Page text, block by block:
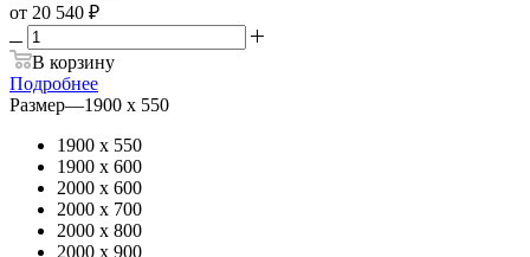
от 20 540 ₽
В корзину
Подробнее
Размер—1900 х 550
1900 х 550
1900 х 600
2000 х 600
2000 х 700
2000 х 800
2000 х 900